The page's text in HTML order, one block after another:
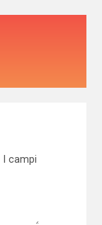
I campi